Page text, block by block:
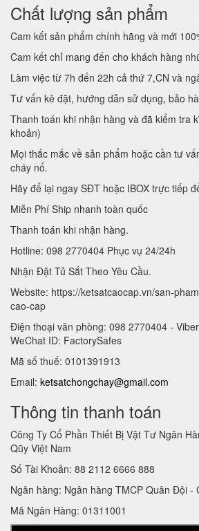
Chất lượng sản phẩm
Cam kết sản phẩm chính hãng và mới
Cam kết chỉ mang đến cho khách hàng
Làm việc từ 7h đến 22h cả thứ 7,CN và
Tư vấn kê đặt, hướng dẫn sử dụng, bảo
Thanh toán khi nhận hàng và đã kiểm tra
khoản)
Mọi thắc mắc về sản phẩm hoặc cần tư
cháy nổ.
Hãy để lại ngay SĐT hoặc IBOX trực tiếp
Miễn Phí Ship nhanh toàn quốc
Thanh toán khi nhận hàng.
Hotline: 098 2770404 Phục vụ 24/24h
Nhận Đặt Tủ Sắt Theo Yêu Cầu.
Website: https://ketsatcaocap.vn/san-
cao-cap
Điện thoại văn phòng: 098 2770404 -
WeChat ID: FactorySafes
Mã số thuế: 0101391913
Email: ketsatchongchay@gmail.com
Thông tin thanh toán
Công Ty Cổ Phần Thiết Bị Vật Tư Ngân
Qũy Việt Nam
Số Tài Khoản: 88 2112 6666 888
Ngân hàng: Ngân hàng TMCP Quân Đội -
Mã Ngân Hàng: 01311001